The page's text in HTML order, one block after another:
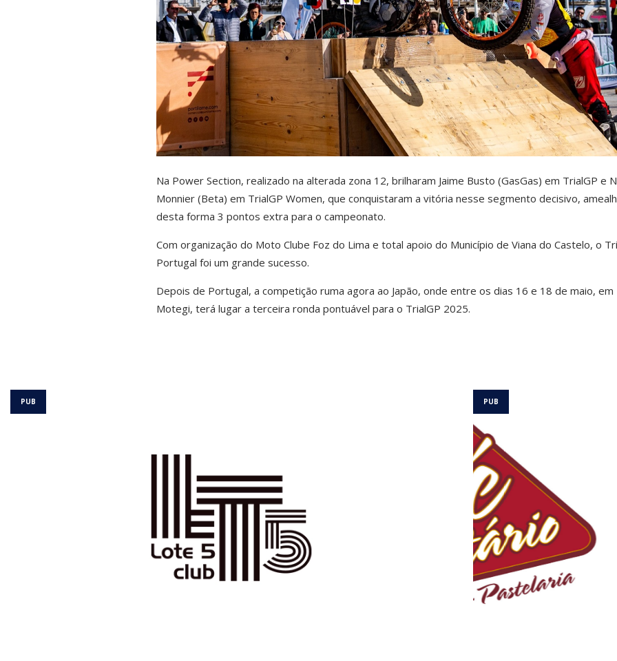
Na Power Section, realizado na alterada zona 12, brilharam Jaime Busto (GasGas) em TrialGP e
Monnier (Beta) em TrialGP Women, que conquistaram a vitória nesse segmento decisivo,
desta forma 3 pontos extra para o campeonato.
Com organização do Moto Clube Foz do Lima e total apoio do Município de Viana do Castelo, o
Portugal foi um grande sucesso.
Depois de Portugal, a competição ruma agora ao Japão, onde entre os dias 16 e 18 de maio, em
Motegi, terá lugar a terceira ronda pontuável para o TrialGP 2025.